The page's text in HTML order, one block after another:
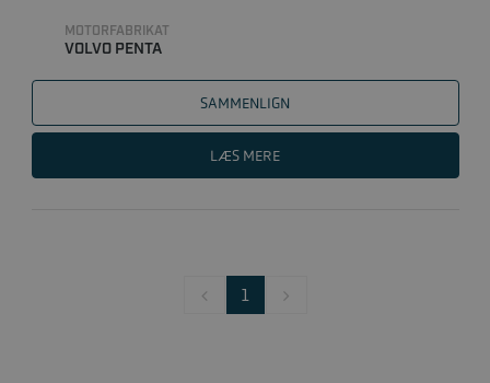
MOTORFABRIKAT
VOLVO PENTA
SAMMENLIGN
LÆS MERE
1